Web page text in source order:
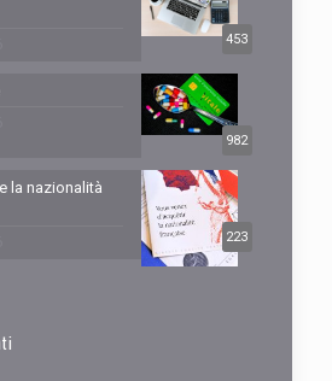
453
982
223
la nazionalità